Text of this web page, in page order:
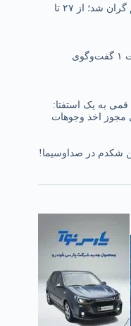
چند قلم داروی دیگر هم گران شد؛ از ۲۷ تا
۶ نکته‌ی کوتاه از قسمت ۱ گفت‌وگوی
قمی به یک استفتا:
مجوز اخذ وجوهات
شکدم در صداوسیما!